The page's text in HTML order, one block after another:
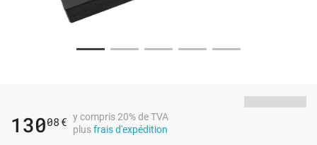
13008 € y compris 20% de TVA
plusfrais d'expédition